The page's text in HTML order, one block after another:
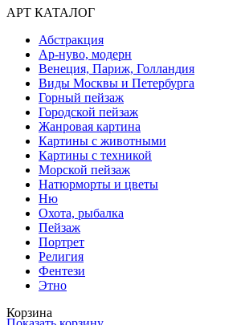
АРТ КАТАЛОГ
Абстракция
Ар-нуво, модерн
Венеция, Париж, Голландия
Виды Москвы и Петербурга
Горный пейзаж
Городской пейзаж
Жанровая картина
Картины с животными
Картины с техникой
Морской пейзаж
Натюрморты и цветы
Ню
Охота, рыбалка
Пейзаж
Портрет
Религия
Фентези
Этно
Корзина